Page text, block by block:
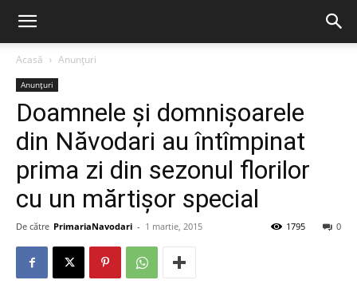
Acasă Anunțuri
Anunțuri
Doamnele și domnișoarele
din Năvodari au întîmpinat
prima zi din sezonul florilor
cu un mărtișor special
De către PrimariaNavodari - 1 martie, 2015 0
1795